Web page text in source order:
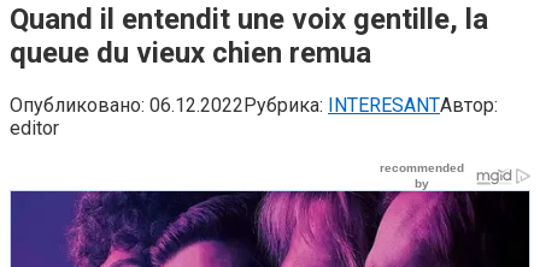
Quand il entendit une voix gentille, la
queue du vieux chien remua
Опубликовано: 06.12.2022Рубрика: INTERESANTАвтор:
editor